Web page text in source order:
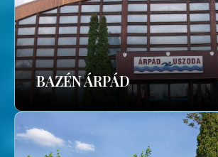
BAZÉN ÁRPÁD